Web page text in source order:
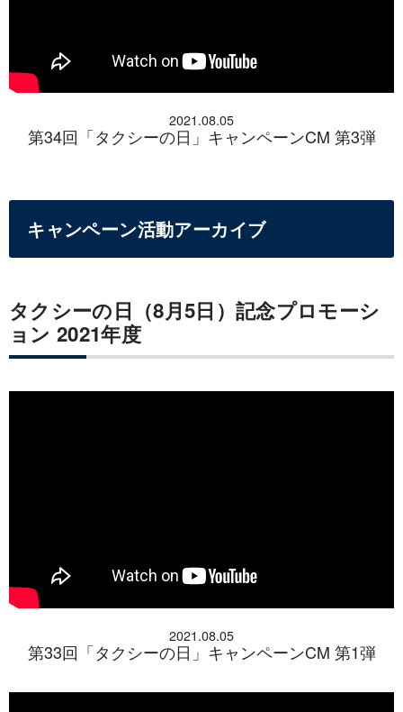
2021.08.05
第34回「タクシーの日」キャンペーンCM 第3弾
キャンペーン活動アーカイブ
タクシーの日（8月5日）記念プロモーシ
ョン 2021年度
2021.08.05
第33回「タクシーの日」キャンペーンCM 第1弾